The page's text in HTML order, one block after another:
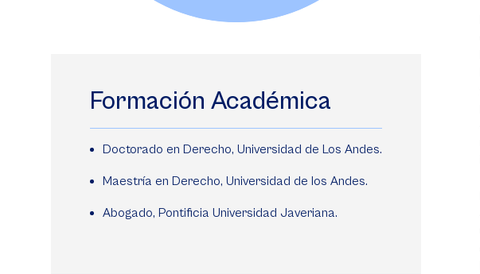
Formación Académica
Doctorado en Derecho, Universidad de Los Andes.
Maestría en Derecho, Universidad de los Andes.
Abogado, Pontificia Universidad Javeriana.